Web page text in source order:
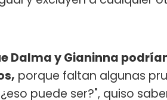
Dalma y Gianinna
porque faltan algunas
puede ser?", quiso